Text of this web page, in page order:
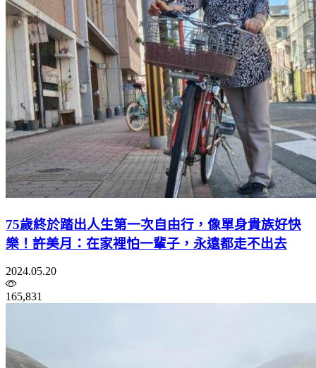
75歲終於踏出人生第一次自由行，像單身貴族好快
樂！許美月：在家裡怕一輩子，永遠都走不出去
2024.05.20
165,831